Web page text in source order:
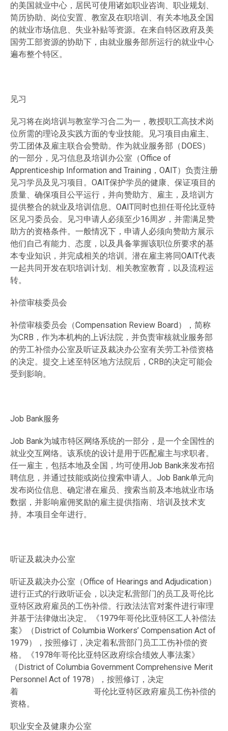
的美国就业中心，居民可使用诸如职业咨询、职业规划、
简历协助、岗位安置、教室及在职培训、有关本地及全国
的就业市场信息、失业补贴等资源。在来自特区政府及美
国劳工部资源的协助下，由就业服务部所运行的就业中心
遍布整个特区。
见习
见习将在岗培训与教室学习合二为一，教授职工高技术岗
位所需的理论及实践方面的专业技能。见习项目由雇主、
劳工团体及雇主联合会赞助。作为就业服务部（DOES）
的一部分，见习信息及培训办公室（Office of
Apprenticeship Information and Training，OAIT）负责注册
见习学员及见习项目。OAIT保护学员的健康、保证项目的
质量、确保项目公平运行，并向赞助方、雇主，及培训方
提供整合的就业及培训信息。OAIT同时也担任哥伦比亚特
区见习委员会。见习申请人必须至少16周岁，并需满足赞
助方的资格条件。一般情况下，申请人必须向赞助方展示
他们自己有能力、态度，以及具备掌握该职位所要求的基
本专业知识，并完成相关的培训。潜在雇主将同OAIT代表
一起共同开发在职培训计划、相关教室教育，以及流程运
转。
补偿审核委员会
补偿审核委员会（Compensation Review Board），简称
为CRB，作为本机构的上诉法院，并负责审核就业服务部
的劳工补偿办公室及听证及裁决办公室有关劳工补偿资格
的决定。提交上述至特区地方法院后，CRB的决定可能会
受到影响。
Job Bank服务
Job Bank为城市特区网络系统的一部分，是一个全国性的
就业交互网络。该系统的设计是用于匹配雇主与求职者。
任一雇主，包括本地及全国，均可使用Job Bank来发布招
聘信息，并通过技能或岗位搜索申请人。Job Bank单元向
发布岗位信息、确定潜在雇员、搜索当前及本地就业市场
数据，并影响雇佣奖励的雇主提供指南、培训及技术支
持。本项目全年进行。
听证及裁决办公室
听证及裁决办公室（Office of Hearings and Adjudication）
进行正式的行政听证会，以决定私营部门的员工及哥伦比
亚特区政府雇员的工伤补偿。行政法法官对案件进行审理
并基于法律做出决定。《1979年哥伦比亚特区工人补偿法
案》（District of Columbia Workers’ Compensation Act of
1979），按照修订，决定着私营部门员工工伤补偿的资
格。《1978年哥伦比亚特区政府综合绩效人事法案》
（District of Columbia Government Comprehensive Merit
Personnel Act of 1978），按照修订，决定
着 哥伦比亚特区政府雇员工伤补偿的
资格。
职业安全及健康办公室